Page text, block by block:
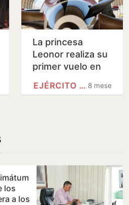
La princesa
Leonor realiza su
primer vuelo en
solitario
8 meses
EJÉRCITO DEL AIRE
los
a los